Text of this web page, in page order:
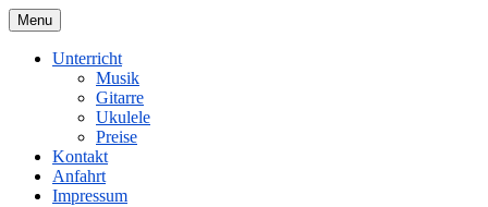
Skip
to
content
Menu
Unterricht
Musik
Gitarre
Ukulele
Preise
Kontakt
Anfahrt
Impressum